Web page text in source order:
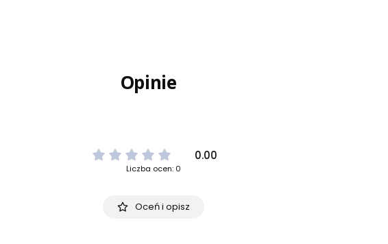
Opinie
0.00
Liczba ocen: 0
Oceń i opisz